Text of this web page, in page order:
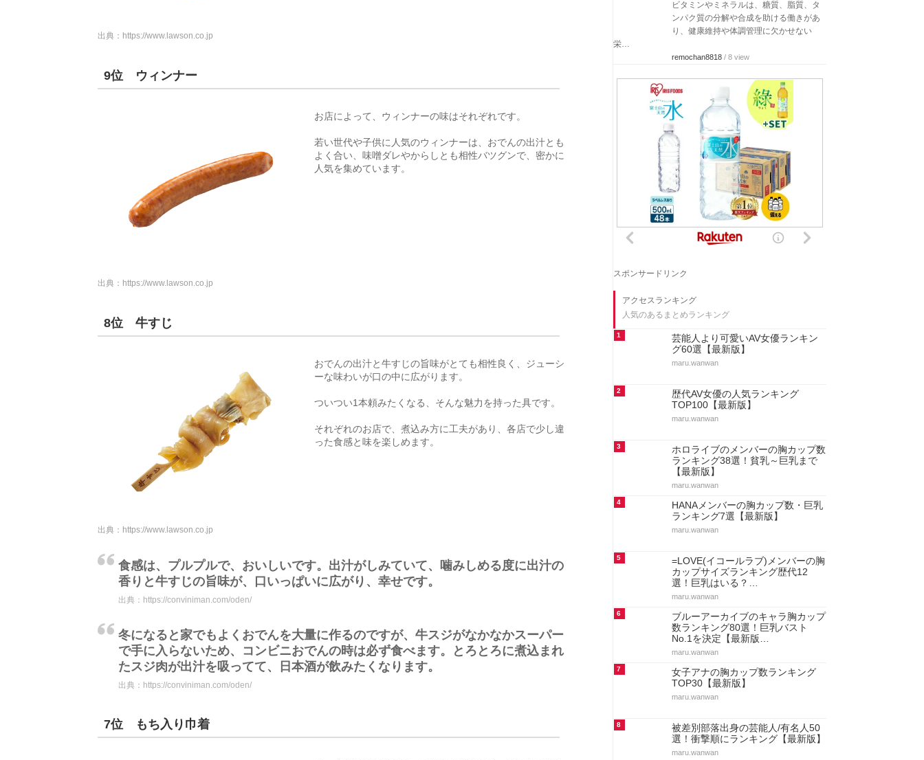
出典： https://www.lawson.co.jp
9位 ウィンナー
お店によって、ウィンナーの味はそれぞれです。
若い世代や子供に人気のウィンナーは、おでんの出汁とも
よく合い、味噌ダレやからしとも相性バツグンで、密かに
人気を集めています。
出典： https://www.lawson.co.jp
8位 牛すじ
おでんの出汁と牛すじの旨味がとても相性良く、ジューシ
ーな味わいが口の中に広がります。
ついつい1本頼みたくなる、そんな魅力を持った具です。
それぞれのお店で、煮込み方に工夫があり、各店で少し違
った食感と味を楽しめます。
出典： https://www.lawson.co.jp
食感は、プルプルで、おいしいです。出汁がしみていて、噛みしめる度に出汁の
香りと牛すじの旨味が、口いっぱいに広がり、幸せです。
出典： https://conviniman.com/oden/
冬になると家でもよくおでんを大量に作るのですが、牛スジがなかなかスーパー
で手に入らないため、コンビニおでんの時は必ず食べます。とろとろに煮込まれ
たスジ肉が出汁を吸ってて、日本酒が飲みたくなります。
出典： https://conviniman.com/oden/
7位 もち入り巾着
ビタミンやミネラルは、糖質、脂質、タ
ンパク質の分解や合成を助ける働きがあ
り、健康維持や体調管理に欠かせない
栄…
remochan8818 / 8 view
スポンサードリンク
アクセスランキング
人気のあるまとめランキング
1
芸能人より可愛いAV女優ランキン
グ60選【最新版】
maru.wanwan
2
歴代AV女優の人気ランキング
TOP100【最新版】
maru.wanwan
3
ホロライブのメンバーの胸カップ数
ランキング38選！貧乳～巨乳まで
【最新版】
maru.wanwan
4
HANAメンバーの胸カップ数・巨乳
ランキング7選【最新版】
maru.wanwan
5
=LOVE(イコールラブ)メンバーの胸
カップサイズランキング歴代12
選！巨乳はいる？…
maru.wanwan
6
ブルーアーカイブのキャラ胸カップ
数ランキング80選！巨乳バスト
No.1を決定【最新版…
maru.wanwan
7
女子アナの胸カップ数ランキング
TOP30【最新版】
maru.wanwan
8
被差別部落出身の芸能人/有名人50
選！衝撃順にランキング【最新版】
maru.wanwan